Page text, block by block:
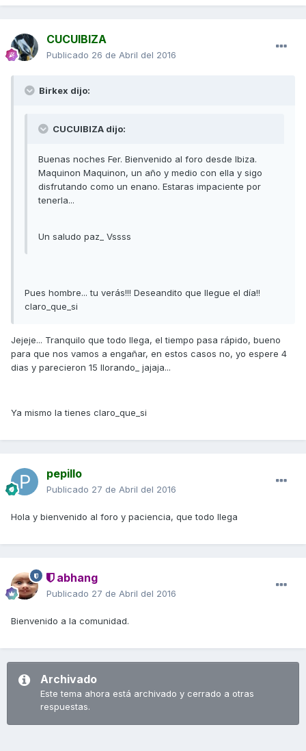
CUCUIBIZA
Publicado 26 de Abril del 2016
Birkex dijo:
CUCUIBIZA dijo:
Buenas noches Fer. Bienvenido al foro desde Ibiza.
Maquinon Maquinon, un año y medio con ella y sigo
disfrutando como un enano. Estaras impaciente por
tenerla...
Un saludo paz_ Vssss
Pues hombre... tu verás!!! Deseandito que llegue el día!!
claro_que_si
Jejeje... Tranquilo que todo llega, el tiempo pasa rápido, bueno
para que nos vamos a engañar, en estos casos no, yo espere 4
dias y parecieron 15 llorando_ jajaja...
Ya mismo la tienes claro_que_si
pepillo
Publicado 27 de Abril del 2016
Hola y bienvenido al foro y paciencia, que todo llega
abhang
Publicado 27 de Abril del 2016
Bienvenido a la comunidad.
Archivado
Este tema ahora está archivado y cerrado a otras
respuestas.